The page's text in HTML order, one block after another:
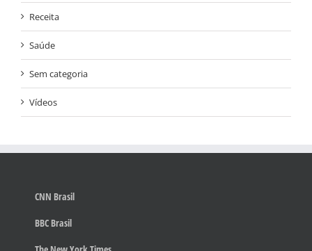
Receita
Saúde
Sem categoria
Vídeos
CNN Brasil
BBC Brasil